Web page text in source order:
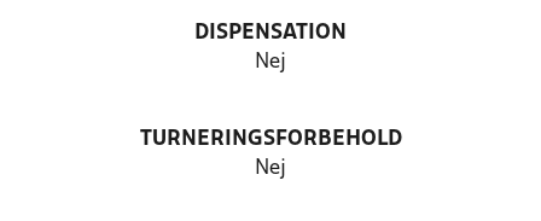
DISPENSATION
Nej
TURNERINGSFORBEHOLD
Nej